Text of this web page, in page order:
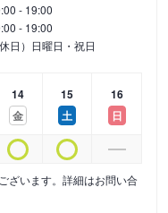
- 19:00
- 19:00
休日）日曜日・祝日
14
金
15
土
16
日
ざいます。詳細はお問い合